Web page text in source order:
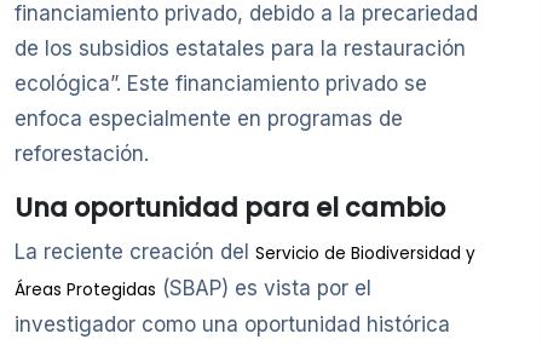
financiamiento privado, debido a la precariedad
de los subsidios estatales para la restauración
ecológica”. Este financiamiento privado se
enfoca especialmente en programas de
reforestación.
Una oportunidad para el cambio
La reciente creación del Servicio de Biodiversidad y
Áreas Protegidas (SBAP) es vista por el
investigador como una oportunidad histórica